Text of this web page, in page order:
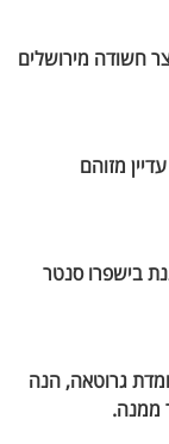
חשודה מירושלים
מזוהם
בישפרו סנטר
גרוטאה, הנה
ממנה.